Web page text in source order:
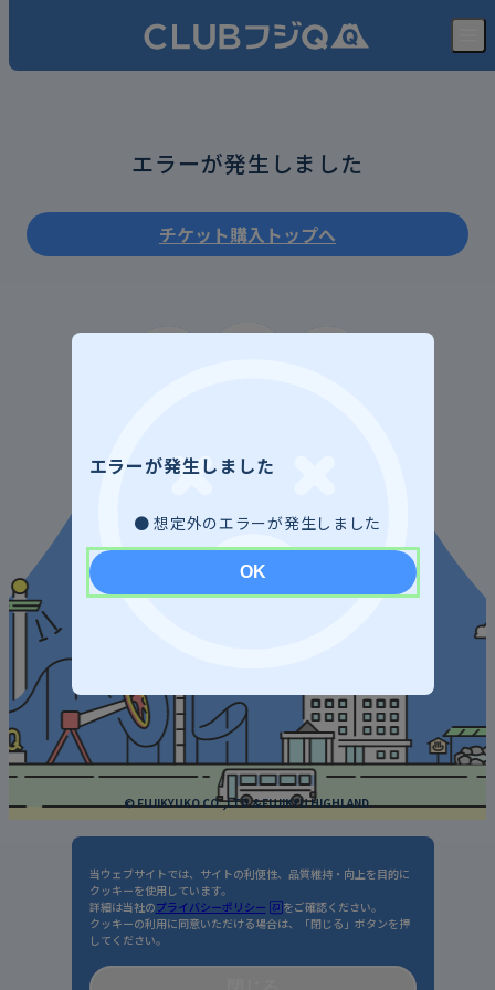
エラーが発生しました
チケット購入トップへ
標識 / 約款
お問い合わせ
© FUJIKYUKO CO.,LTD.&FUJIKYU HIGHLAND.
当ウェブサイトでは、サイトの利便性、品質維持・向上を目的に
クッキーを使用しています。
詳細は当社のプライバシーポリシー
をご確認ください。
クッキーの利用に同意いただける場合は、「閉じる」ボタンを押
してください。
エラーが発生しました
想定外のエラーが発生しました
OK